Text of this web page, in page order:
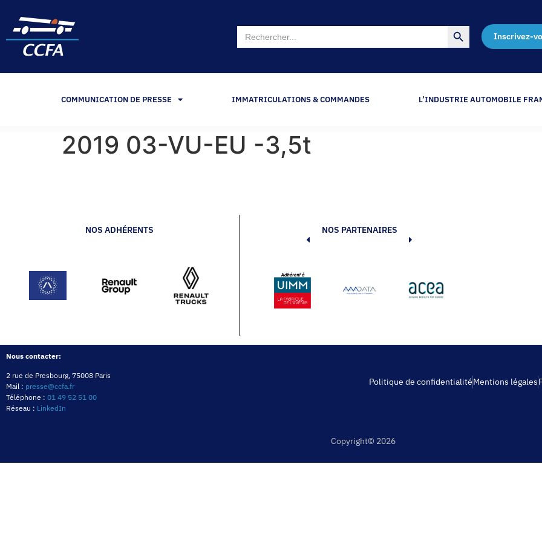
Search
for:
Search Button
Inscrivez-
COMMUNICATION DE PRESSE IMMATRICULATIONS & COMMANDES L’INDUSTRIE AUTOMOBILE
2019 03-VU-EU -3,5t
NOS ADHÉRENTS NOS PARTENAIRES
Nous contacter:
2 rue de Presbourg, 75008 Paris
Mail : presse@ccfa.fr
Téléphone : 01 49 52 51 00
Réseau : LinkedIn
Politique de confidentialitéMentions légales
Copyright© 2026